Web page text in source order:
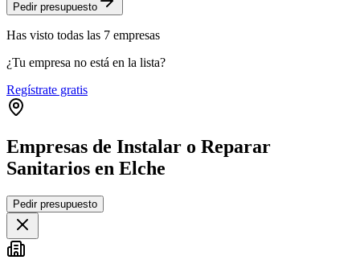
Pedir presupuesto
Has visto todas las 7 empresas
¿Tu empresa no está en la lista?
Regístrate gratis
Empresas de Instalar o Reparar
Sanitarios en Elche
+
−
Pedir presupuesto